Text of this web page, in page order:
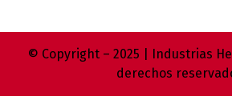
© Copyright – 2025 | Industrias
derechos